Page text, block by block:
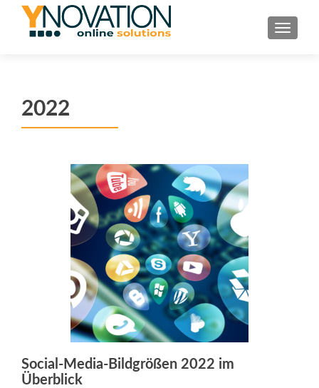
2022
Social-Media-Bildgrößen 2022 im
Überblick